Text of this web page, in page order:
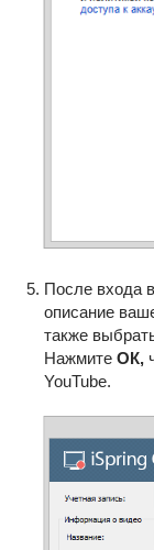
После входа
описание
также
Нажмите ОК,
YouTube.